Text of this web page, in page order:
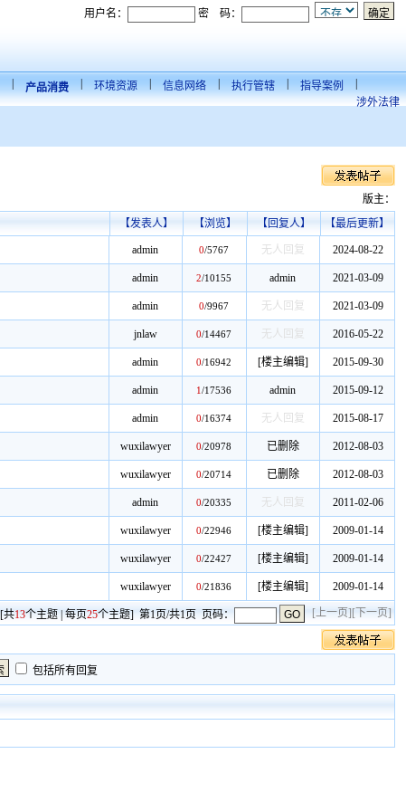
用户名：
密 码：
产品消费 环境资源 信息网络 执行管辖 指导案例
涉外法律
版主：
【发表人】 【浏览】 【回复人】 【最后更新】
admin 0/5767 无人回复 2024-08-22
admin 2/10155 admin 2021-03-09
admin 0/9967 无人回复 2021-03-09
jnlaw 0/14467 无人回复 2016-05-22
admin 0/16942 [楼主编辑] 2015-09-30
admin 1/17536 admin 2015-09-12
admin 0/16374 无人回复 2015-08-17
wuxilawyer 0/20978 已删除 2012-08-03
wuxilawyer 0/20714 已删除 2012-08-03
admin 0/20335 无人回复 2011-02-06
wuxilawyer 0/22946 [楼主编辑] 2009-01-14
wuxilawyer 0/22427 [楼主编辑] 2009-01-14
wuxilawyer 0/21836 [楼主编辑] 2009-01-14
[上一页] [下一页]
[共13个主题 | 每页25个主题] 第1页/共1页 页码：
包括所有回复